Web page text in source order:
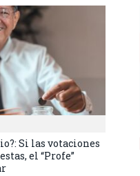
Si las votaciones
el “Profe”